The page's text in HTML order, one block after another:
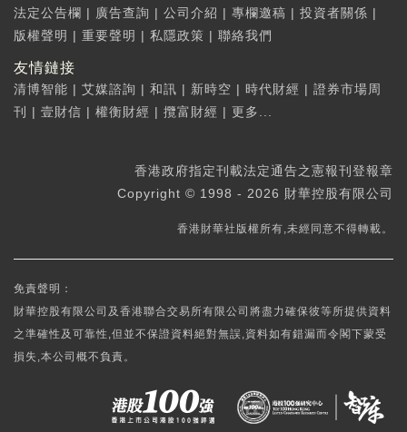
法定公告欄 | 廣告查詢 | 公司介紹 | 專欄邀稿 | 投資者關係 |
版權聲明 | 重要聲明 | 私隱政策 | 聯絡我們
友情鏈接
清博智能 | 艾媒諮詢 | 和訊 | 新時空 | 時代財經 | 證券市場周
刊
| 壹財信 | 權衡財經 | 攬富財經 | 更多...
香港政府指定刊載法定通告之憲報刊登報章
Copyright © 1998 - 2026 財華控股有限公司
香港財華社版權所有,未經同意不得轉載。
免責聲明：
財華控股有限公司及香港聯合交易所有限公司將盡力確保彼等所提供資料
之準確性及可靠性,但並不保證資料絕對無誤,資料如有錯漏而令閣下蒙受
損失,本公司概不負責。